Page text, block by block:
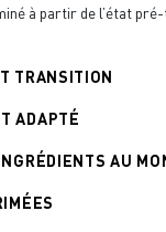
à partir de l’état
TRANSITION
ADAPTÉ
AU